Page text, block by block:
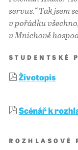
servus.“ Tak jsem
v pořádku
v Mnichově
STUDENTSKÉ
Životopis
Scénář k
ROZHLASOVÉ